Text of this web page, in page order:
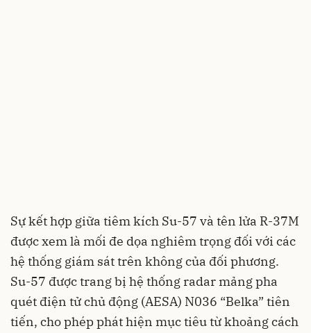
Sự kết hợp giữa tiêm kích Su-57 và tên lửa R-37M
được xem là mối đe dọa nghiêm trọng đối với các
hệ thống giám sát trên không của đối phương.
Su-57 được trang bị hệ thống radar mảng pha
quét điện tử chủ động (AESA) N036 “Belka” tiên
tiến, cho phép phát hiện mục tiêu từ khoảng cách